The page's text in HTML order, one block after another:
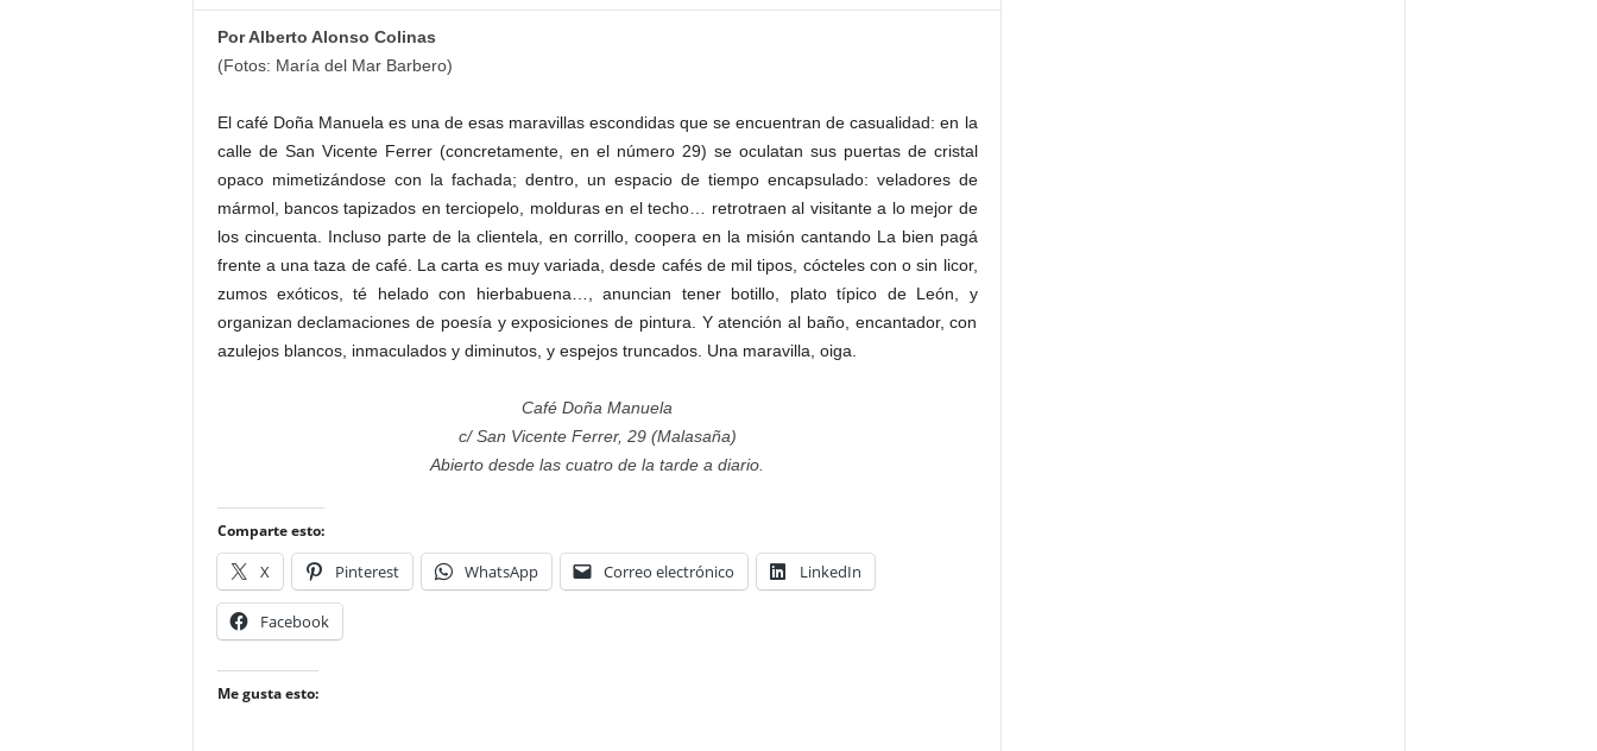
Por Alberto Alonso Colinas
(Fotos: María del Mar Barbero)
El café Doña Manuela es una de esas maravillas escondidas que se encuentran de casualidad: en la
calle de San Vicente Ferrer (concretamente, en el número 29) se oculatan sus puertas de cristal
opaco mimetizándose con la fachada; dentro, un espacio de tiempo encapsulado: veladores de
mármol, bancos tapizados en terciopelo, molduras en el techo… retrotraen al visitante a lo mejor de
los cincuenta. Incluso parte de la clientela, en corrillo, coopera en la misión cantando La bien pagá
frente a una taza de café. La carta es muy variada, desde cafés de mil tipos, cócteles con o sin licor,
zumos exóticos, té helado con hierbabuena…, anuncian tener botillo, plato típico de León, y
organizan declamaciones de poesía y exposiciones de pintura. Y atención al baño, encantador, con
azulejos blancos, inmaculados y diminutos, y espejos truncados. Una maravilla, oiga.
Café Doña Manuela
c/ San Vicente Ferrer, 29 (Malasaña)
Abierto desde las cuatro de la tarde a diario.
Comparte esto:
X Pinterest WhatsApp Correo electrónico LinkedIn
Facebook
Me gusta esto: